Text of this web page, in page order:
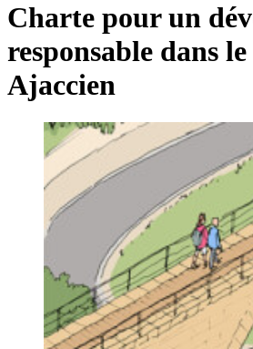
Charte pour un
responsable dans le
Ajaccien
Voir
l'image
agrandie